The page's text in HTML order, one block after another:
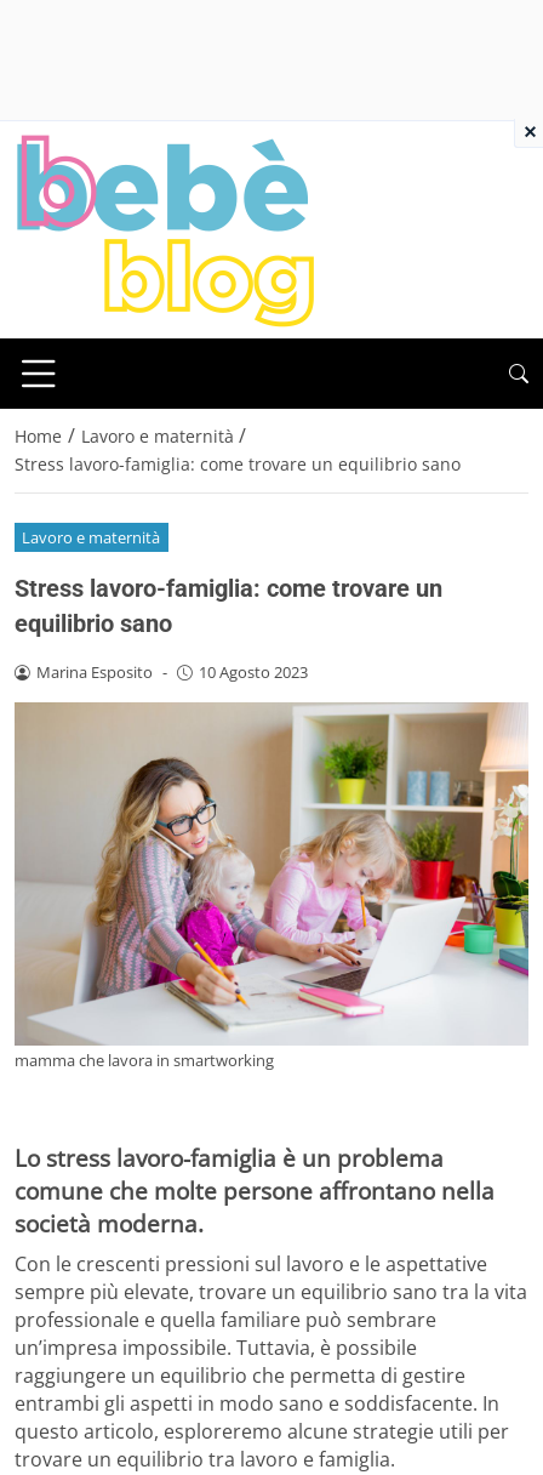
Home / Lavoro e maternità /
Stress lavoro-famiglia: come trovare un equilibrio sano
Lavoro e maternità
Stress lavoro-famiglia: come trovare un
equilibrio sano
Marina Esposito - 10 Agosto 2023
mamma che lavora in smartworking
Lo stress lavoro-famiglia è un problema
comune che molte persone affrontano nella
società moderna.
Con le crescenti pressioni sul lavoro e le aspettative
sempre più elevate, trovare un equilibrio sano tra la vita
professionale e quella familiare può sembrare
un’impresa impossibile. Tuttavia, è possibile
raggiungere un equilibrio che permetta di gestire
entrambi gli aspetti in modo sano e soddisfacente. In
questo articolo, esploreremo alcune strategie utili per
trovare un equilibrio tra lavoro e famiglia.
×